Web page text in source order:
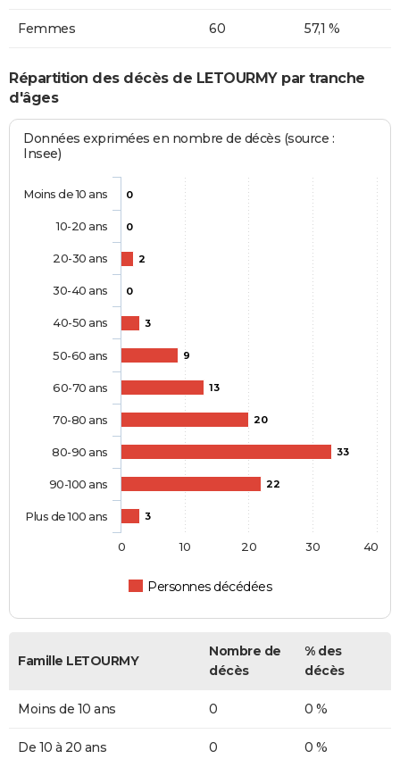
Femmes 60 57,1 %
Répartition des décès de LETOURMY par tranche
d'âges
Données exprimées en nombre de décès (source :
Insee)
0
0
2
0
3
9
13
20
33
22
3
Personnes décédées
Moins de 10 ans
10-20 ans
20-30 ans
30-40 ans
40-50 ans
50-60 ans
60-70 ans
70-80 ans
80-90 ans
90-100 ans
Plus de 100 ans
0 10 20 30 40
Famille LETOURMY
Nombre de
décès
% des
décès
Moins de 10 ans 0 0 %
De 10 à 20 ans 0 0 %